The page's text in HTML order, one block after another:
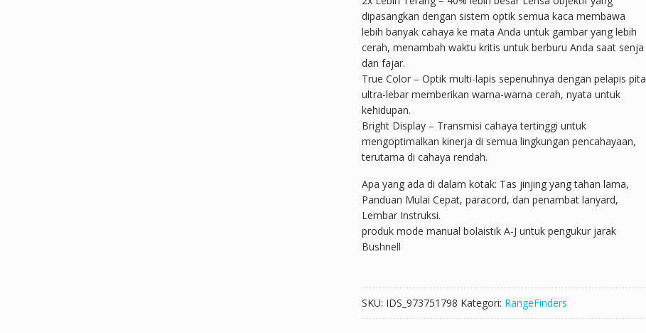
dipasangkan dengan sistem optik semua kaca membawa
lebih banyak cahaya ke mata Anda untuk gambar yang lebih
cerah, menambah waktu kritis untuk berburu Anda saat senja
dan fajar.
True Color – Optik multi-lapis sepenuhnya dengan pelapis pita
ultra-lebar memberikan warna-warna cerah, nyata untuk
kehidupan.
Bright Display – Transmisi cahaya tertinggi untuk
mengoptimalkan kinerja di semua lingkungan pencahayaan,
terutama di cahaya rendah.
Apa yang ada di dalam kotak: Tas jinjing yang tahan lama,
Panduan Mulai Cepat, paracord, dan penambat lanyard,
Lembar Instruksi.
produk mode manual bolaistik A-J untuk pengukur jarak
Bushnell
SKU: IDS_973751798 Kategori: RangeFinders